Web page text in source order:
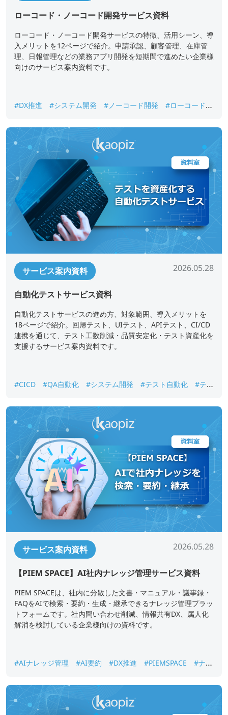
ローコード・ノーコード開発サービス資料
ローコード・ノーコード開発サービスの特徴、活用シーン、導
入メリットを12ページで紹介。申請承認、顧客管理、在庫管
理、日報管理などの業務アプリ開発を短期間で進めたい企業様
向けのサービス案内資料です。
#DX推進 #システム開発 #ノーコード開発
#ローコード開
サービス案内資料 2026.05.28
自動化テストサービス資料
自動化テストサービスの進め方、対象範囲、導入メリットを
18ページで紹介。回帰テスト、UIテスト、APIテスト、CI/CD
連携を通じて、テスト工数削減・品質安定化・テスト資産化を
支援するサービス案内資料です。
#CICD #QA自動化 #システム開発 #テスト自動化
#テス
サービス案内資料 2026.05.28
【PIEM SPACE】AI社内ナレッジ管理サービス資料
PIEM SPACEは、社内に分散した文書・マニュアル・議事録・
FAQをAIで検索・要約・生成・継承できるナレッジ管理プラッ
トフォームです。社内問い合わせ削減、情報共有DX、属人化
解消を検討している企業様向けの資料です。
#AIナレッジ管理 #AI要約 #DX推進 #PIEMSPACE
#ナレ